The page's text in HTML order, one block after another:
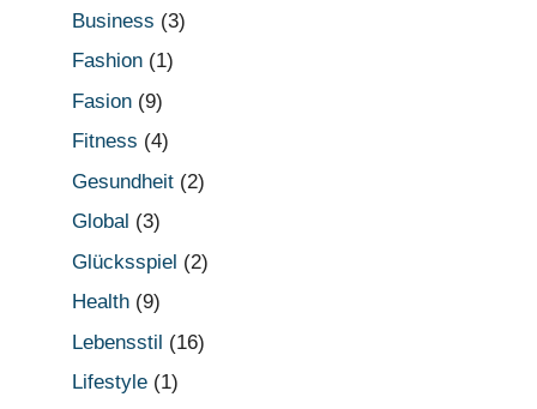
Business (3)
Fashion (1)
Fasion (9)
Fitness (4)
Gesundheit (2)
Global (3)
Glücksspiel (2)
Health (9)
Lebensstil (16)
Lifestyle (1)